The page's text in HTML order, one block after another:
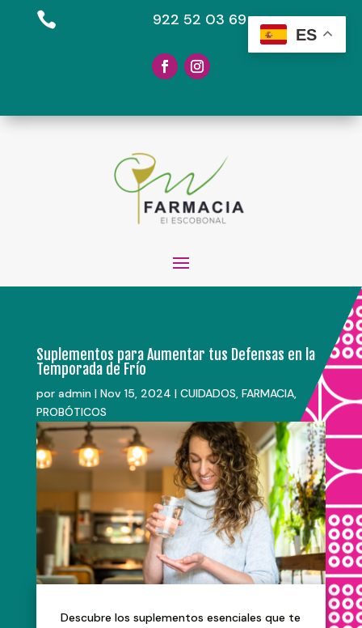
 922 52 03 69
Suplementos para Aumentar tus Defensas en la
Temporada de Frío
por admin| Nov 15, 2024 | CUIDADOS, FARMACIA,
PROBÓTICOS
Descubre los suplementos esenciales que te
ES